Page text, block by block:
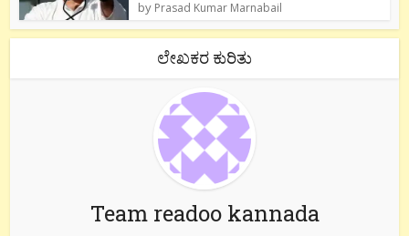
by Prasad Kumar Marnabail
ಲೇಖಕರ ಕುರಿತು
Team readoo kannada